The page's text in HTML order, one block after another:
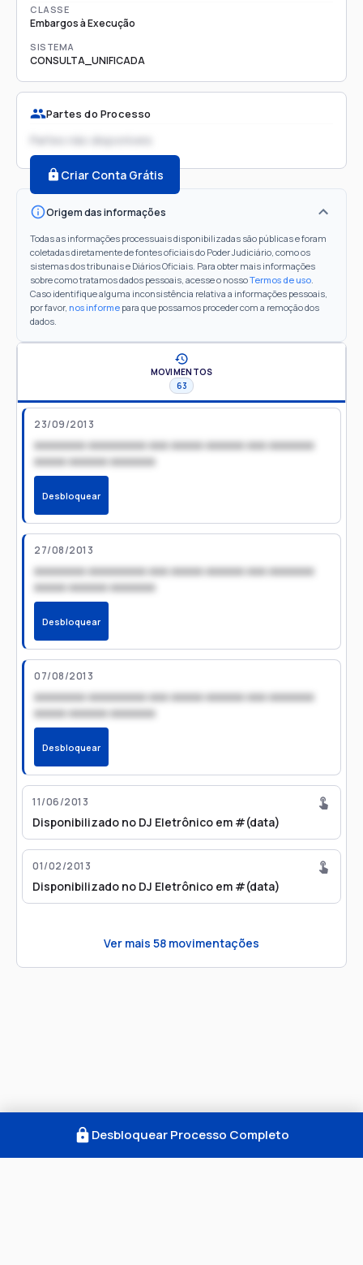
CLASSE
Embargos à Execução
SISTEMA
CONSULTA_UNIFICADA
Partes do Processo
Partes não disponíveis
Criar Conta Grátis
Origem das informações
Todas as informações processuais disponibilizadas são públicas e foram
coletadas diretamente de fontes oficiais do Poder Judiciário, como os
sistemas dos tribunais e Diários Oficiais. Para obter mais informações
sobre como tratamos dados pessoais, acesse o nossoTermos de uso.
Caso identifique alguma inconsistência relativa a informações pessoais,
por favor, nos informe para que possamos proceder com a remoção dos
dados.
MOVIMENTOS
63
23/09/2013
xxxxxxxx xxxxxxxxx xxx xxxxx xxxxxx xxx xxxxxxx
xxxxx xxxxxx xxxxxxx
Desbloquear
27/08/2013
xxxxxxxx xxxxxxxxx xxx xxxxx xxxxxx xxx xxxxxxx
xxxxx xxxxxx xxxxxxx
Desbloquear
07/08/2013
xxxxxxxx xxxxxxxxx xxx xxxxx xxxxxx xxx xxxxxxx
xxxxx xxxxxx xxxxxxx
Desbloquear
11/06/2013
Disponibilizado no DJ Eletrônico em #(data)
01/02/2013
Disponibilizado no DJ Eletrônico em #(data)
Ver mais 58 movimentações
Desbloquear Processo Completo